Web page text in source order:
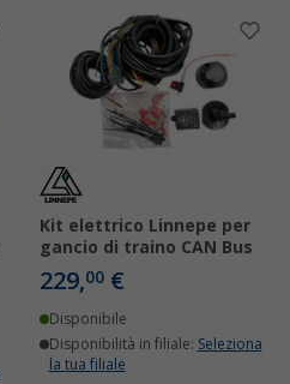
Kit elettrico Linnepe per
gancio di traino CAN Bus
229,00 €
Disponibile
Disponibilità in filiale: Seleziona
la tua filiale